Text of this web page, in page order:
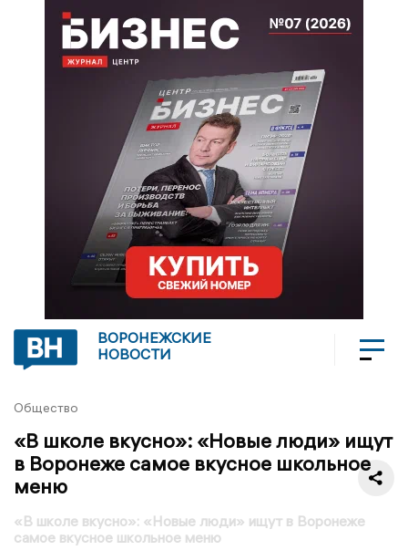
ВОРОНЕЖСКИЕ
НОВОСТИ
Общество
«В школе вкусно»: «Новые люди» ищут
в Воронеже самое вкусное школьное
меню
«В школе вкусно»: «Новые люди» ищут в Воронеже
самое вкусное школьное меню